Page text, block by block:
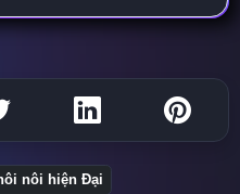
nôi hiện Đại